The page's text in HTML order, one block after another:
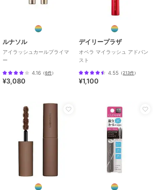
ルナソル
アイラッシュカールプライマ
ー
4.16 （6件）
¥3,080
デイリープラザ
オペラ マイラッシュ アドバン
スト
4.55 （213件）
¥1,100